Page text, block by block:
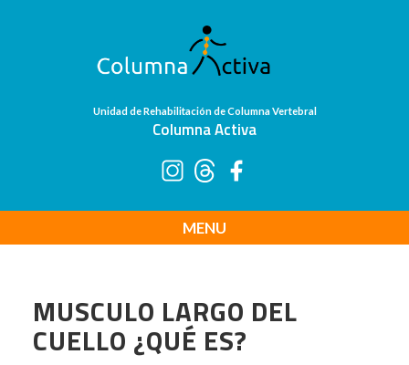
Unidad de Rehabilitación de Columna Vertebral
Columna Activa
MENU
MUSCULO LARGO DEL
CUELLO ¿QUÉ ES?